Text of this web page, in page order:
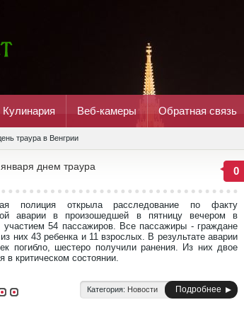
Кулинария Веб-камеры Обратная связь
траура в Венгрии
0
днем траура
полиция открыла расследование по факту
аварии в произошедшей в пятницу вечером в
участием 54 пассажиров. Все пассажиры - граждане
них 43 ребенка и 11 взрослых. В результате аварии
погибло, шестеро получили ранения. Из них двое
в критическом состоянии.
Категория: Новости Подробнее